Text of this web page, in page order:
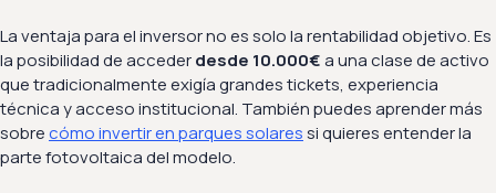
La ventaja para el inversor no es solo la rentabilidad objetivo. Es
la posibilidad de accederdesde 10.000€a una clase de activo
que tradicionalmente exigía grandes tickets, experiencia
técnica y acceso institucional. También puedes aprender más
sobrecómo invertir en parques solaressi quieres entender la
parte fotovoltaica del modelo.